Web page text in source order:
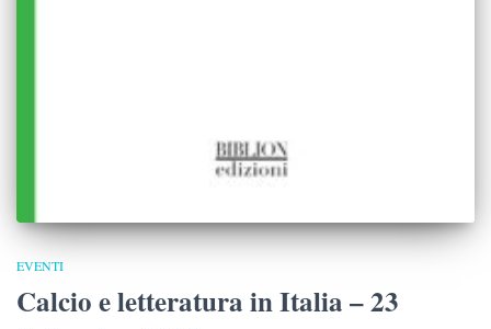
EVENTI
Calcio e letteratura in Italia – 23